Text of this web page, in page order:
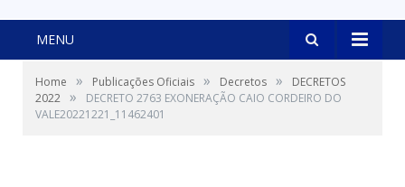
MENU
Home » Publicações Oficiais » Decretos »
DECRETOS
2022 »
DECRETO 2763 EXONERAÇÃO CAIO CORDEIRO DO
VALE20221221_11462401